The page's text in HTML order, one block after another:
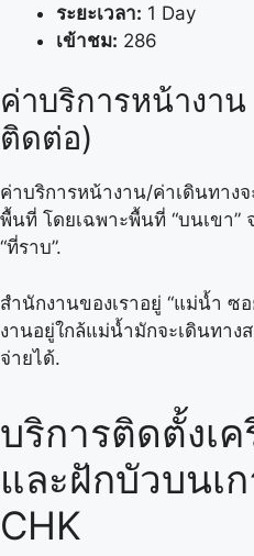
ระยะเวลา: 1 Day
เข้าชม: 286
ค่าบริการหน้างา
ติดต่อ)
ค่าบริการหน้างาน/ค่าเดินทาง
พื้นที่ โดยเฉพาะพื้นที่ “บนเขา”
“ที่ราบ”.
สำนักงานของเราอยู่ “แม่น้ำ ซ
งานอยู่ใกล้แม่น้ำมักจะเดินทาง
จ่ายได้.
บริการติดตั้งเ
และฝักบัวบนเ
CHK